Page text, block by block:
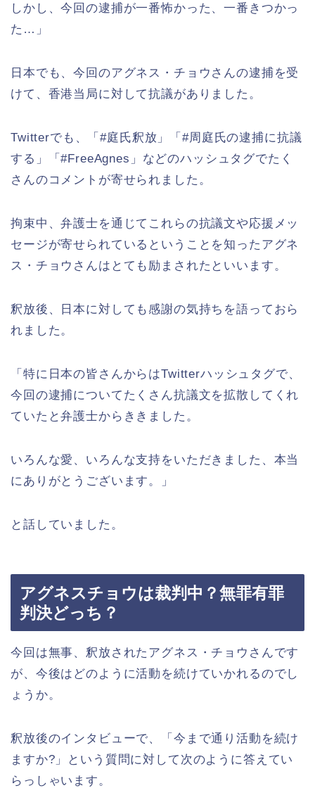
しかし、今回の逮捕が一番怖かった、一番きつかっ
た…」
日本でも、今回のアグネス・チョウさんの逮捕を受
けて、香港当局に対して抗議がありました。
Twitterでも、「#庭氏釈放」「#周庭氏の逮捕に抗議
する」「#FreeAgnes」などのハッシュタグでたく
さんのコメントが寄せられました。
拘束中、弁護士を通じてこれらの抗議文や応援メッ
セージが寄せられているということを知ったアグネ
ス・チョウさんはとても励まされたといいます。
釈放後、日本に対しても感謝の気持ちを語っておら
れました。
「特に日本の皆さんからはTwitterハッシュタグで、
今回の逮捕についてたくさん抗議文を拡散してくれ
ていたと弁護士からききました。
いろんな愛、いろんな支持をいただきました、本当
にありがとうございます。」
と話していました。
アグネスチョウは裁判中？無罪有罪
判決どっち？
今回は無事、釈放されたアグネス・チョウさんです
が、今後はどのように活動を続けていかれるのでし
ょうか。
釈放後のインタビューで、「今まで通り活動を続け
ますか?」という質問に対して次のように答えてい
らっしゃいます。